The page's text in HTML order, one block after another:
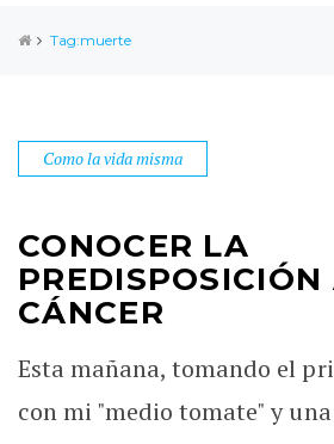
Tag:muerte
Como la vida misma
CONOCER LA
PREDISPOSICIÓN
CÁNCER
Esta mañana, tomando el
con mi "medio tomate" y